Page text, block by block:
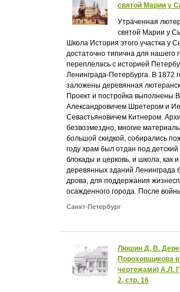
святой Марии у
Утраченная
святой Марии у
Школа История этого участка у
достаточно типична для нашего
переплелась с историей
Ленинграда-Петербурга. В 1872
заложены деревянная
Проект и постройка выполнены
Александровичем Шретером и
Севастьяновичем Китнером.
безвозмездно, многие
большой скидкой, собирались
году храм был отдан под
блокады и церковь, и школа, как
деревянных зданий Ленинграда
дрова, для поддержания
осажденного города. После
Санкт-Петербург
Люшин Д. В.
Пороховщикова
чертежами) А.Л.
2, стр. 16